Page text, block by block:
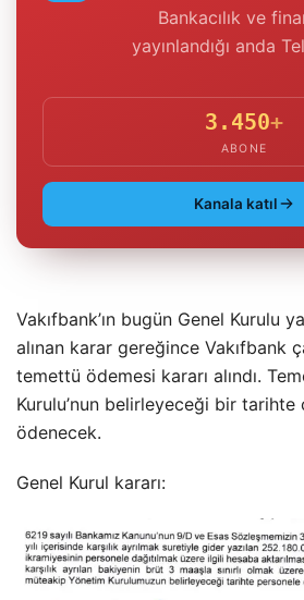
Bankacılık ve
yayınlandığı anda
3.450+
ABONE
Kanala katıl
Vakıfbank’ın bugün Genel Kurulu
alınan karar gereğince Vakıfbank
temettü ödemesi kararı alındı.
Kurulu’nun belirleyeceği bir tarihte
ödenecek.
Genel Kurul kararı: